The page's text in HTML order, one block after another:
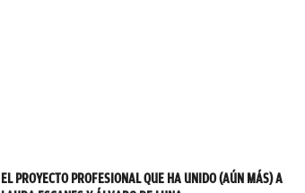
EL PROYECTO PROFESIONAL QUE HA UNIDO (AÚN MÁS) A